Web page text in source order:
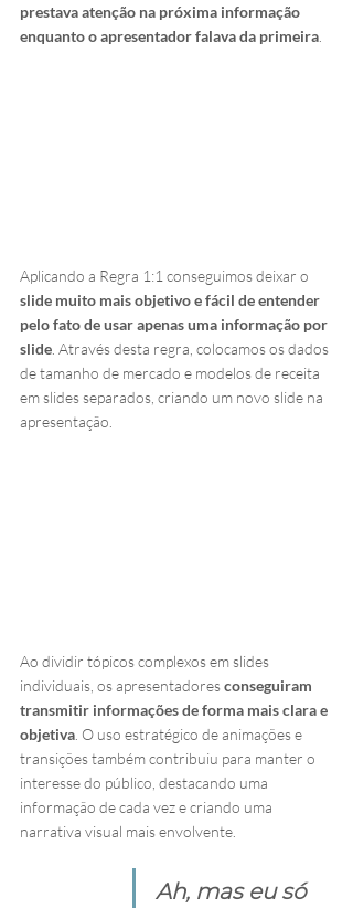
prestava atenção na próxima informação
enquanto o apresentador falava da primeira
Aplicando a Regra 1:1 conseguimos deixar o
slide muito mais objetivo e fácil de entender
pelo fato de usar apenas uma informação por
slide . Através desta regra, colocamos os dados
de tamanho de mercado e modelos de receita
em slides separados, criando um novo slide na
apresentação.
Ao dividir tópicos complexos em slides
individuais, os apresentadores conseguiram
transmitir informações de forma mais clara e
objetiva . O uso estratégico de animações e
transições também contribuiu para manter o
interesse do público, destacando uma
informação de cada vez e criando uma
narrativa visual mais envolvente.
Ah, mas eu só